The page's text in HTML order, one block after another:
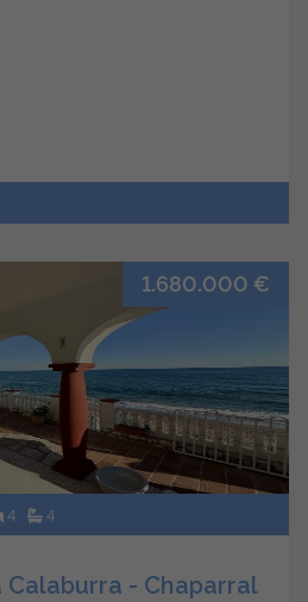
1.680.000 €
4 4
- Chaparral